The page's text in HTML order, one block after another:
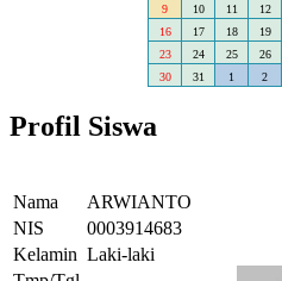
9
10 11 12
16
17 18 19
23
24 25 26
30
31 1 2
Profil Siswa
Nama
ARWIANTO
NIS
0003914683
Kelamin Laki-laki